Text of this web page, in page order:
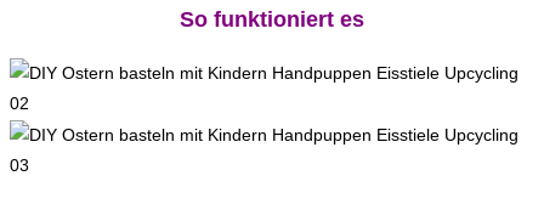
So funktioniert es